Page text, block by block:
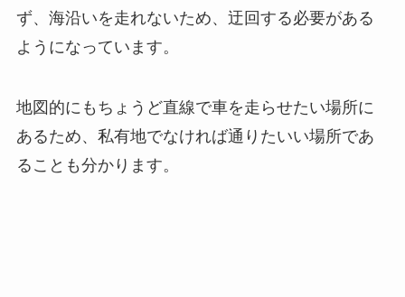
ず、海沿いを走れないため、迂回する必要がある
ようになっています。
地図的にもちょうど直線で車を走らせたい場所に
あるため、私有地でなければ通りたいい場所であ
ることも分かります。